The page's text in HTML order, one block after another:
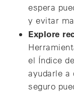
espera
y evitar
Explore
el Índice
ayudarle a
seguro